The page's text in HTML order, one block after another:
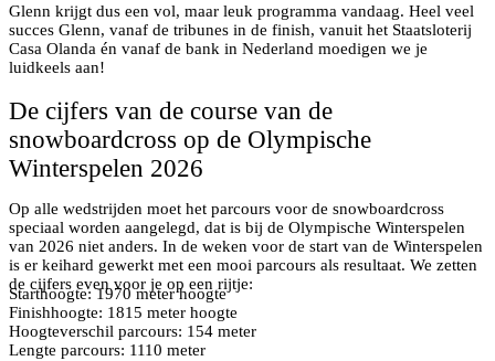
Glenn krijgt dus een vol, maar leuk programma vandaag. Heel veel
succes Glenn, vanaf de tribunes in de finish, vanuit het Staatsloterij
Casa Olanda én vanaf de bank in Nederland moedigen we je
luidkeels aan!
De cijfers van de course van de
snowboardcross op de Olympische
Winterspelen 2026
Op alle wedstrijden moet het parcours voor de snowboardcross
speciaal worden aangelegd, dat is bij de Olympische Winterspelen
van 2026 niet anders. In de weken voor de start van de Winterspelen
is er keihard gewerkt met een mooi parcours als resultaat. We zetten
de cijfers even voor je op een rijtje:
Starthoogte: 1970 meter hoogte
Finishhoogte: 1815 meter hoogte
Hoogteverschil parcours: 154 meter
Lengte parcours: 1110 meter